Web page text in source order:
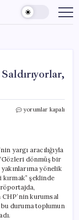
Özgür
Dönmüş”
için
yorumlar kapalı
yargı aracılığıyla
dönmüş bir
yönelik
kırmak” şeklinde
CHP’nin kurumsal
duruma toplumun